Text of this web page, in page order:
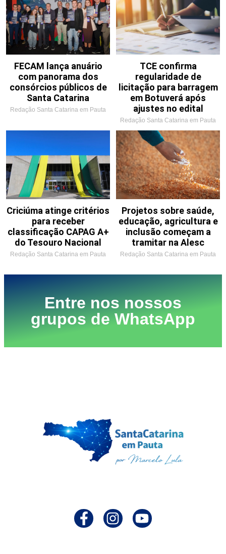
FECAM lança anuário
com panorama dos
consórcios públicos de
Santa Catarina
Redação Santa Catarina em Pauta
TCE confirma
regularidade de
licitação para barragem
em Botuverá após
ajustes no edital
Redação Santa Catarina em Pauta
Criciúma atinge critérios
para receber
classificação CAPAG A+
do Tesouro Nacional
Redação Santa Catarina em Pauta
Projetos sobre saúde,
educação, agricultura e
inclusão começam a
tramitar na Alesc
Redação Santa Catarina em Pauta
Entre nos nossos
grupos de WhatsApp